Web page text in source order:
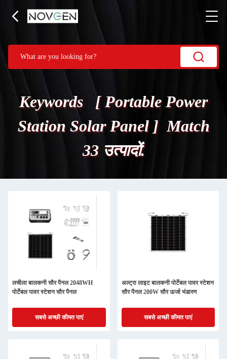
Keywords [ Portable Power
Station Solar Panel ] Match
33 उत्पादों.
लचीला बालकनी सौर पैनल 2048WH
पोर्टेबल पावर स्टेशन सौर पैनल
सबसे अच्छी कीमत पाएं
अल्ट्रा लाइट बालकनी पोर्टेबल पावर स्टेशन
सौर पैनल 200W सौर ऊर्जा भंडारण
सबसे अच्छी कीमत पाएं